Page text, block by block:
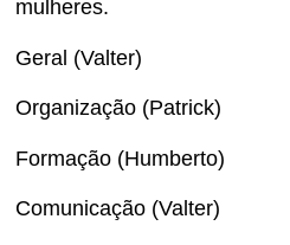
mulheres.
Geral (Valter)
Organização (Patrick)
Formação (Humberto)
Comunicação (Valter)